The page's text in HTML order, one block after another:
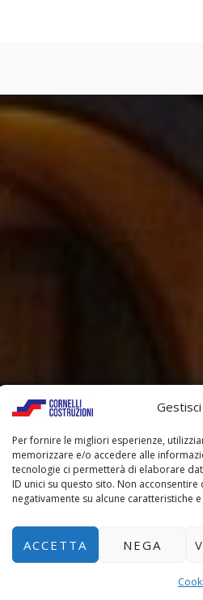
Per fornire le migliori esperienze,
memorizzare e/o accedere alle
tecnologie ci permetterà di elaborare
ID unici su questo sito. Non
negativamente su alcune caratteristiche
ACCETTA NEGA